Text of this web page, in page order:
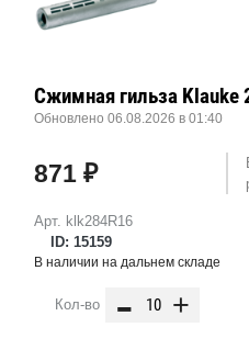
Арт. klk284R16
ID: 15159
Сжимная гильза
Обновлено 06.08.2026 в 01:40
871 ₽
В наличии на дальнем складе
Кол-во - +